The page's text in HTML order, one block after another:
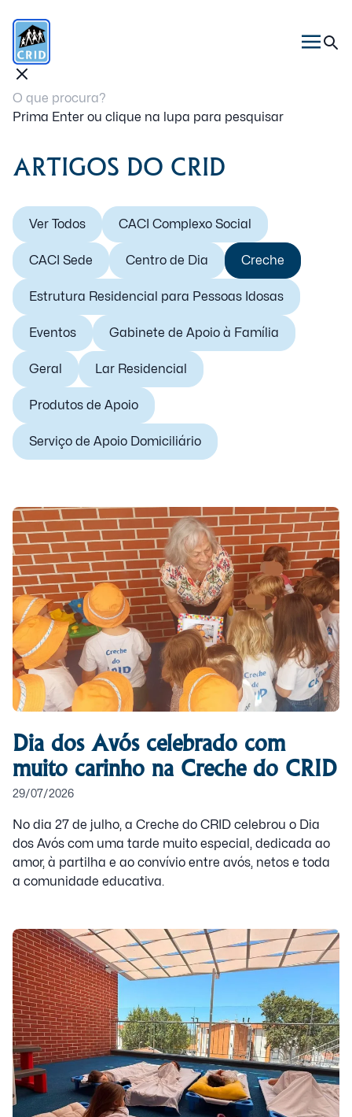
Prima Enter ou clique na lupa para pesquisar
ARTIGOS DO CRID
Ver Todos CACI Complexo Social
CACI Sede Centro de Dia Creche
Estrutura Residencial para Pessoas Idosas
Eventos Gabinete de Apoio à Família
Geral Lar Residencial
Produtos de Apoio
Serviço de Apoio Domiciliário
Dia dos Avós celebrado com
muito carinho na Creche do CRID
29/07/2026
No dia 27 de julho, a Creche do CRID celebrou o Dia
dos Avós com uma tarde muito especial, dedicada ao
amor, à partilha e ao convívio entre avós, netos e toda
a comunidade educativa.